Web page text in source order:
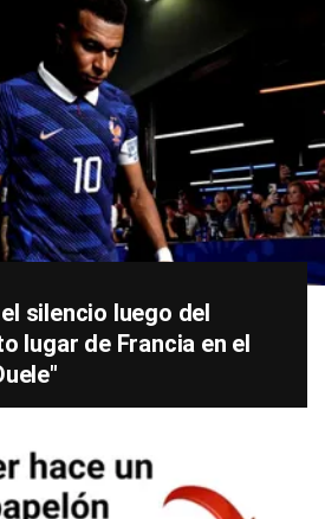
silencio luego del
lugar de Francia en el